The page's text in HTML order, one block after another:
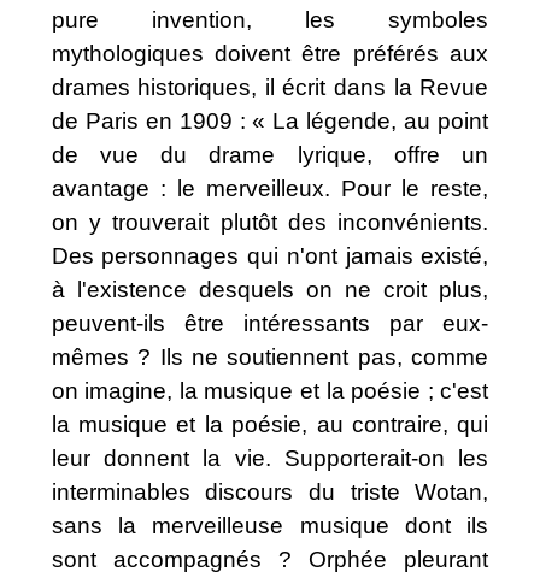
pure invention, les symboles
mythologiques doivent être préférés aux
drames historiques, il écrit dans la Revue
de Paris en 1909 : « La légende, au point
de vue du drame lyrique, offre un
avantage : le merveilleux. Pour le reste,
on y trouverait plutôt des inconvénients.
Des personnages qui n'ont jamais existé,
à l'existence desquels on ne croit plus,
peuvent-ils être intéressants par eux-
mêmes ? Ils ne soutiennent pas, comme
on imagine, la musique et la poésie ; c'est
la musique et la poésie, au contraire, qui
leur donnent la vie. Supporterait-on les
interminables discours du triste Wotan,
sans la merveilleuse musique dont ils
sont accompagnés ? Orphée pleurant